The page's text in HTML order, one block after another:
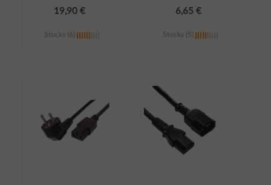
19,90 €
Stocks (6)
6,65 €
Stocks (5)